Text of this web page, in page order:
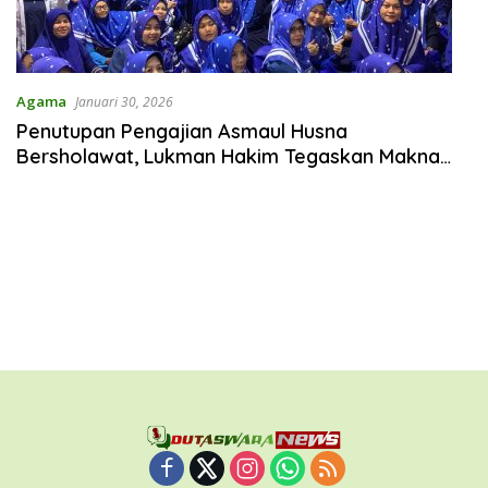
Agama Januari 30, 2026
Penutupan Pengajian Asmaul Husna
Bersholawat, Lukman Hakim Tegaskan Makna